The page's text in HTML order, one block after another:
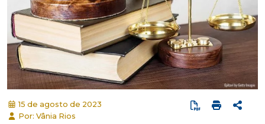
15 de agosto de 2023
Por: Vânia Rios